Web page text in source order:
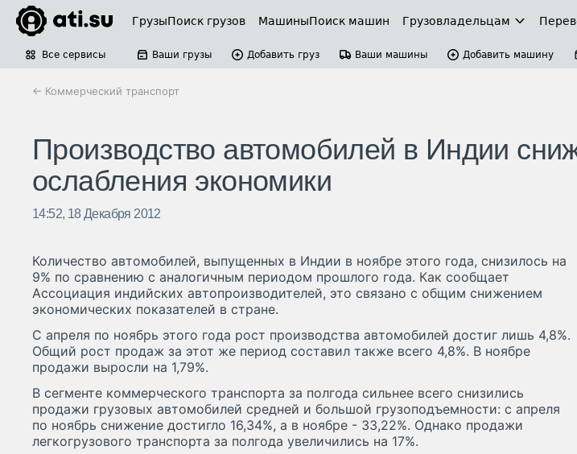
ГрузыПоиск грузов МашиныПоиск машин Грузовладельцам
Все сервисы Ваши грузы Добавить груз Ваши машины Добавить машину
← Коммерческий транспорт
Производство автомобилей в Индии
ослабления экономики
14:52, 18 Декабря 2012
Количество автомобилей, выпущенных в Индии в ноябре этого года, снизилось на
9% по сравнению с аналогичным периодом прошлого года. Как сообщает
Ассоциация индийских автопроизводителей, это связано с общим снижением
экономических показателей в стране.
С апреля по ноябрь этого года рост производства автомобилей достиг лишь 4,8%.
Общий рост продаж за этот же период составил также всего 4,8%. В ноябре
продажи выросли на 1,79%.
В сегменте коммерческого транспорта за полгода сильнее всего снизились
продажи грузовых автомобилей средней и большой грузоподъемности: с апреля
по ноябрь снижение достигло 16,34%, а в ноябре - 33,22%. Однако продажи
легкогрузового транспорта за полгода увеличились на 17%.